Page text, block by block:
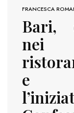
FRANCESCA
Bari,
nei
e